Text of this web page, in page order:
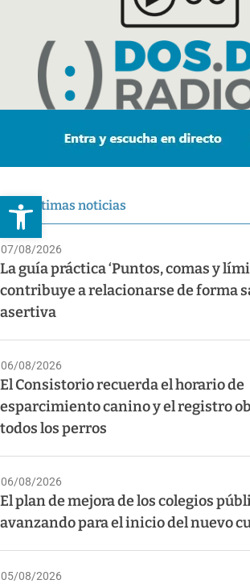
Abrir barra de
Últimas noticias
07/08/2026
La guía práctica ‘Puntos, comas y
contribuye a relacionarse de forma
asertiva
06/08/2026
El Consistorio recuerda el horario de
esparcimiento canino y el registro
todos los perros
06/08/2026
El plan de mejora de los colegios
avanzando para el inicio del nuevo
05/08/2026